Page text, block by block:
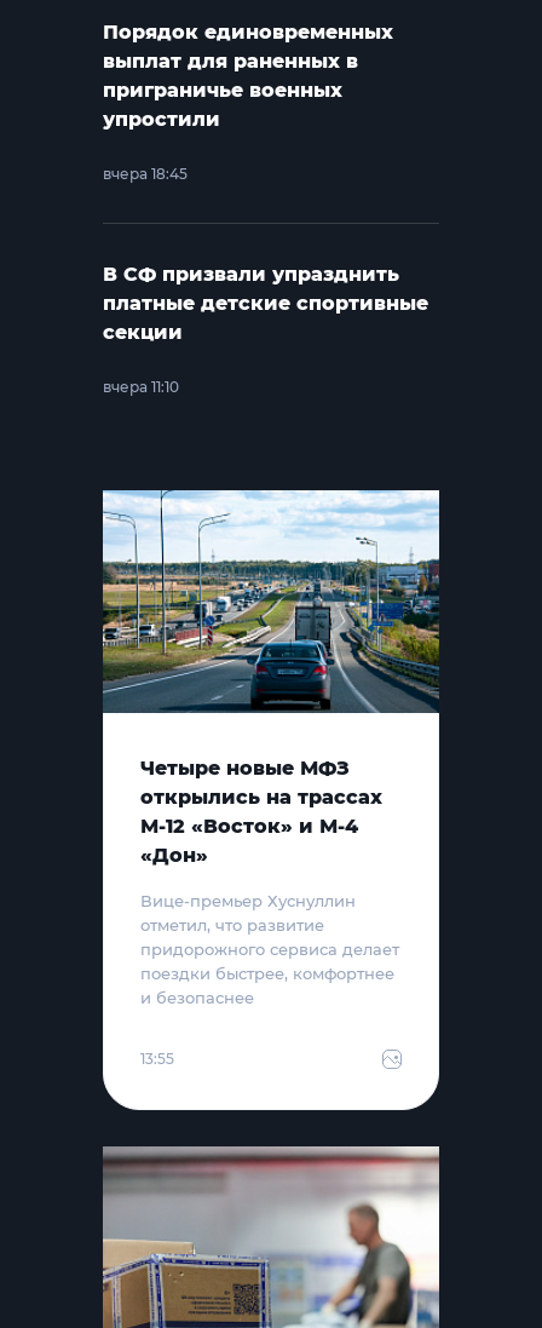
Порядок единовременных
выплат для раненных в
приграничье военных
упростили
вчера 18:45
В СФ призвали упразднить
платные детские спортивные
секции
вчера 11:10
Четыре новые МФЗ
открылись на трассах
М-12 «Восток» и М-4
«Дон»
Вице-премьер Хуснуллин
отметил, что развитие
придорожного сервиса делает
поездки быстрее, комфортнее
и безопаснее
13:55